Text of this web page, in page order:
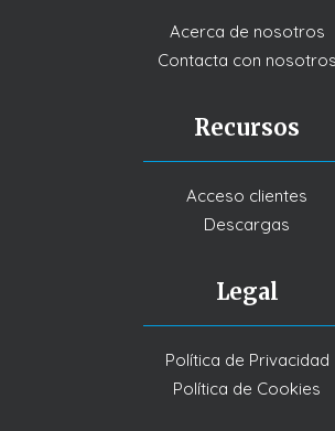
Acerca de nosotros
Contacta con nosotros
Recursos
Acceso clientes
Descargas
Legal
Política de Privacidad
Política de Cookies